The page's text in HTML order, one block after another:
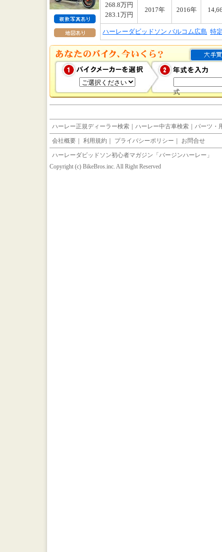
268.8万円
283.1万円
2017年 2016年
ハーレーダビッドソン バルコム広島 特
式
ハーレー正規ディーラー検索 ｜ ハーレー中古車検索 ｜ パーツ・
会社概要 ｜ 利用規約 ｜ プライバシーポリシー ｜ お問合せ
ハーレーダビッドソン初心者マガジン「バージンハーレー」
Copyright (c) BikeBros.inc. All Right Reserved